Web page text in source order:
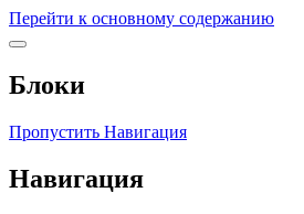
Перейти к основному содержанию
Блоки
Пропустить Навигация
Навигация